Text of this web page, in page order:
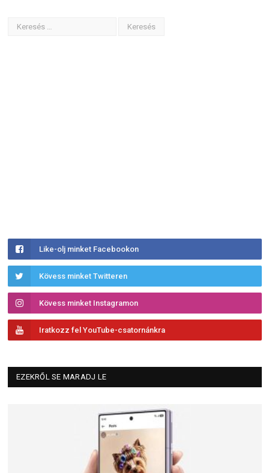
Like-olj minket Facebookon
Kövess minket Twitteren
Kövess minket Instagramon
Iratkozz fel YouTube-csatornánkra
EZEKRŐL SE MARADJ LE